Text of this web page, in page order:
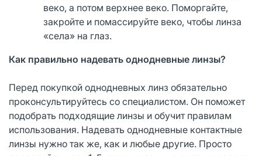
веко, а потом верхнее веко. Поморгайте,
закройте и помассируйте веко, чтобы линза
«села» на глаз.
Как правильно надевать однодневные линзы?
Перед покупкой однодневных линз обязательно
проконсультируйтесь со специалистом. Он поможет
подобрать подходящие линзы и обучит правилам
использования. Надевать однодневные контактные
линзы нужно так же, как и любые другие. Просто